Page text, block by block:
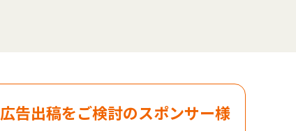
広告出稿をご検討のスポンサー様